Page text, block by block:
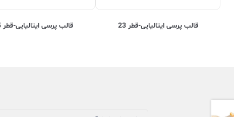
قالب پرسی ایتالیایی-قطر 23 قالب پرسی ایتالیایی-قطر 25